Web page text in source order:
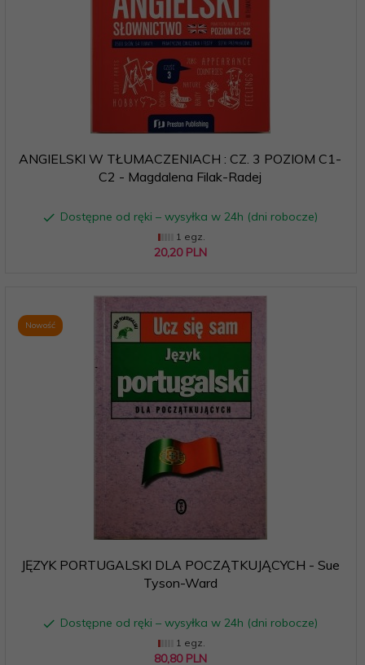
ANGIELSKI W TŁUMACZENIACH : CZ. 3 POZIOM C1-
C2 - Magdalena Filak-Radej
Dostępne od ręki – wysyłka w 24h (dni robocze)
1 egz.
20,20 PLN
Nowość
JĘZYK PORTUGALSKI DLA POCZĄTKUJĄCYCH - Sue
Tyson-Ward
Dostępne od ręki – wysyłka w 24h (dni robocze)
1 egz.
80,80 PLN